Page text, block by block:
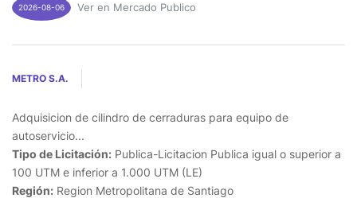
2026-08-06 Ver en Mercado Publico
METRO S.A.
Adquisicion de cilindro de cerraduras para equipo de
autoservicio...
Tipo de Licitación: Publica-Licitacion Publica igual o superior a
100 UTM e inferior a 1.000 UTM (LE)
Región: Region Metropolitana de Santiago